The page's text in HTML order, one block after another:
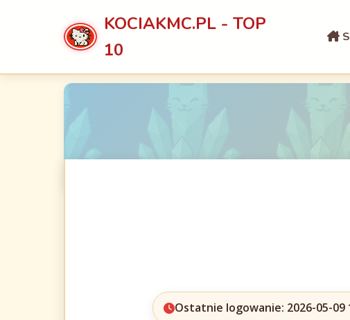
KOCIAKMC.PL - TOP
10
Ostatnie logowanie: 2026-05-09